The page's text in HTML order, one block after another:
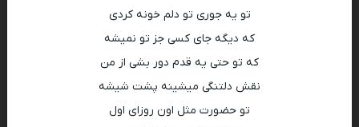
تو یه جوری تو دلم خونه کردی
که دیگه جای کسی جز تو نمیشه
که تو حتی یه قدم دور بشی از من
نقش دلتنگی میشینه پشت شیشه
تو حضورت مثل اون روزای اول